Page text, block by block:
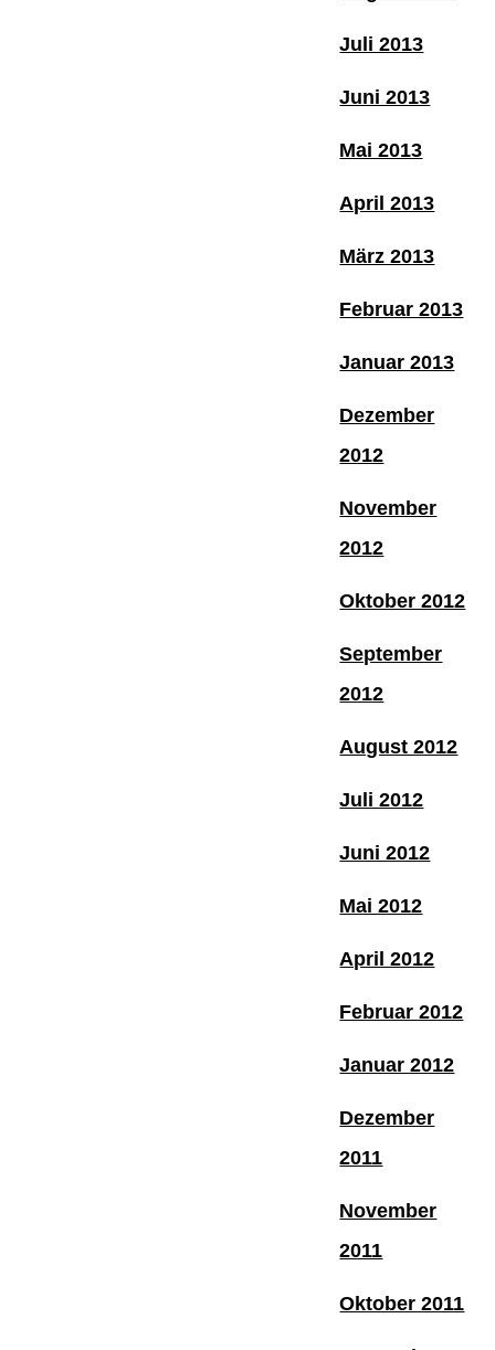
Juli 2013
Juni 2013
Mai 2013
April 2013
März 2013
Februar 2013
Januar 2013
Dezember
2012
November
2012
Oktober 2012
September
2012
August 2012
Juli 2012
Juni 2012
Mai 2012
April 2012
Februar 2012
Januar 2012
Dezember
2011
November
2011
Oktober 2011